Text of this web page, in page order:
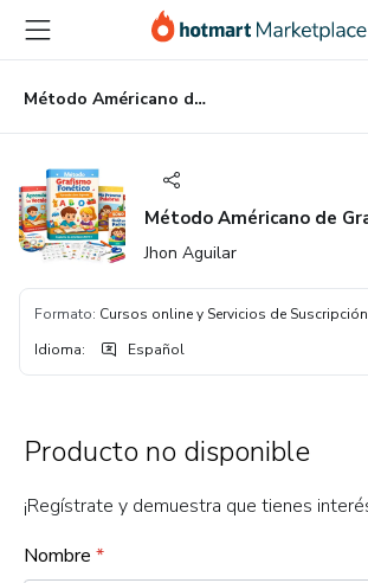
principal
página
de
página
Método Américano de Grafismo Fonético
Método Américano de
Jhon Aguilar
Formato: Cursos online y Servicios de Suscripción
Idioma: Español
Producto no disponible
¡Regístrate y demuestra que tienes
Nombre *